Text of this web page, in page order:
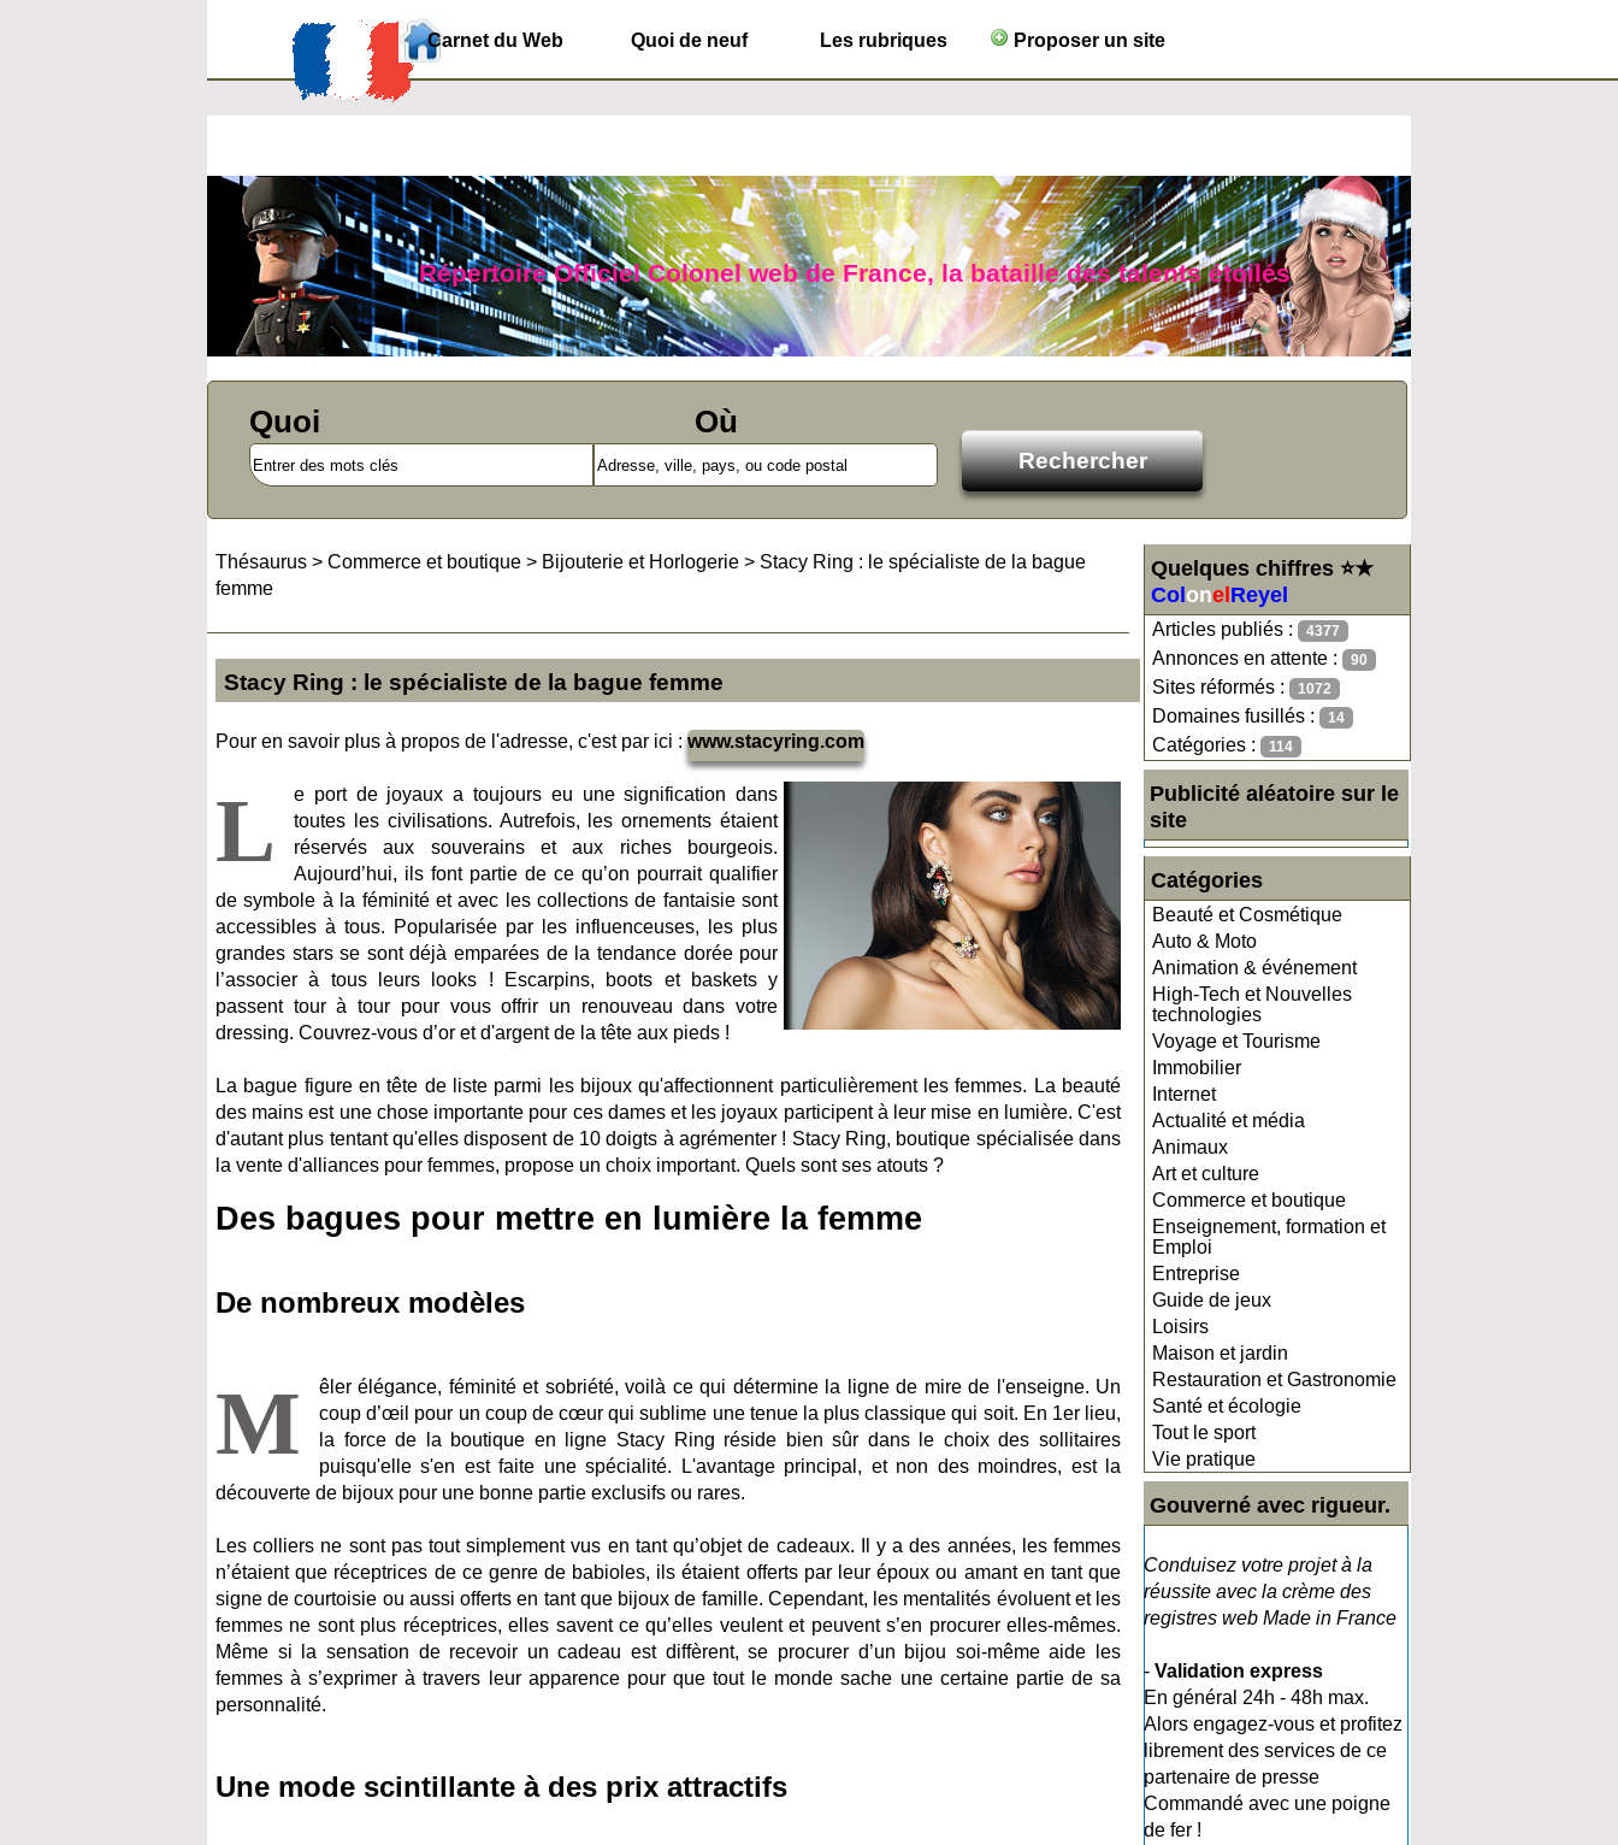
Carnet du Web Quoi de neuf Les rubriques Proposer un site
Répertoire Officiel Colonel web de France, la bataille des talents étoilés
Quoi Où
Quelques chiffres ⭐★
Col onel Reyel
Articles publiés : 4377
Annonces en attente : 90
Sites réformés : 1072
Domaines fusillés : 14
Catégories : 114
Publicité aléatoire sur le
site
Catégories
Beauté et Cosmétique
Auto & Moto
Animation & événement
High-Tech et Nouvelles
technologies
Voyage et Tourisme
Immobilier
Internet
Actualité et média
Animaux
Art et culture
Commerce et boutique
Enseignement, formation et
Emploi
Entreprise
Guide de jeux
Loisirs
Maison et jardin
Restauration et Gastronomie
Santé et écologie
Tout le sport
Vie pratique
Gouverné avec rigueur.
Conduisez votre projet à la
réussite avec la crème des
registres web Made in France
- Validation express
En général 24h - 48h max.
Alors engagez-vous et profitez
librement des services de ce
partenaire de presse
Commandé avec une poigne
de fer !
Thésaurus > Commerce et boutique > Bijouterie et Horlogerie > Stacy Ring : le spécialiste de la bague
femme
Stacy Ring : le spécialiste de la bague femme
Pour en savoir plus à propos de l'adresse, c'est par ici :www.stacyring.com
L
e port de joyaux a toujours eu une signification dans
toutes les civilisations. Autrefois, les ornements étaient
réservés aux souverains et aux riches bourgeois.
Aujourd’hui, ils font partie de ce qu’on pourrait qualifier
de symbole à la féminité et avec les collections de fantaisie sont
accessibles à tous. Popularisée par les influenceuses, les plus
grandes stars se sont déjà emparées de la tendance dorée pour
l’associer à tous leurs looks ! Escarpins, boots et baskets y
passent tour à tour pour vous offrir un renouveau dans votre
dressing. Couvrez-vous d’or et d'argent de la tête aux pieds !
La bague figure en tête de liste parmi les bijoux qu'affectionnent particulièrement les femmes. La beauté
des mains est une chose importante pour ces dames et les joyaux participent à leur mise en lumière. C'est
d'autant plus tentant qu'elles disposent de 10 doigts à agrémenter ! Stacy Ring, boutique spécialisée dans
la vente d'alliances pour femmes, propose un choix important. Quels sont ses atouts ?
Des bagues pour mettre en lumière la femme
De nombreux modèles
M
êler élégance, féminité et sobriété, voilà ce qui détermine la ligne de mire de l'enseigne. Un
coup d’œil pour un coup de cœur qui sublime une tenue la plus classique qui soit. En 1er lieu,
la force de la boutique en ligne Stacy Ring réside bien sûr dans le choix des sollitaires
puisqu'elle s'en est faite une spécialité. L'avantage principal, et non des moindres, est la
découverte de bijoux pour une bonne partie exclusifs ou rares.
Les colliers ne sont pas tout simplement vus en tant qu’objet de cadeaux. Il y a des années, les femmes
n’étaient que réceptrices de ce genre de babioles, ils étaient offerts par leur époux ou amant en tant que
signe de courtoisie ou aussi offerts en tant que bijoux de famille. Cependant, les mentalités évoluent et les
femmes ne sont plus réceptrices, elles savent ce qu’elles veulent et peuvent s’en procurer elles-mêmes.
Même si la sensation de recevoir un cadeau est diffèrent, se procurer d’un bijou soi-même aide les
femmes à s’exprimer à travers leur apparence pour que tout le monde sache une certaine partie de sa
personnalité.
Une mode scintillante à des prix attractifs